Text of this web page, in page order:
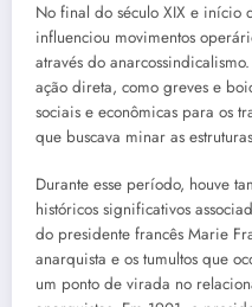
No final do século XIX e início
influenciou movimentos
através do
ação direta, como greves e
sociais e econômicas para os
que buscava minar as
Durante esse período, houve
históricos significativos
do presidente francês Marie
anarquista e os tumultos que
um ponto de virada no